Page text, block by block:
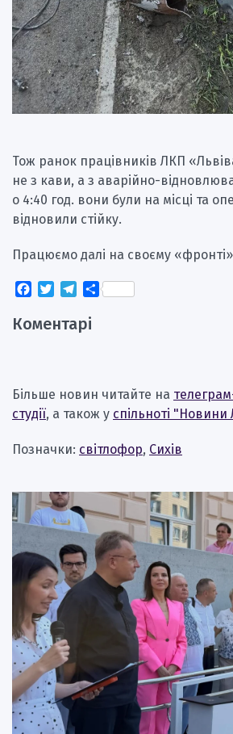
Тож ранок працівників ЛКП
не з кави, а з аварійно-
о 4:40 год. вони були на місці та
відновили стійку.
Працюємо далі на своєму
Facebook
TwitterTelegram
Поділитися
Коментарі
Більше новин читайте на
студії, а також у спільноті
Позначки: світлофор, Сихів